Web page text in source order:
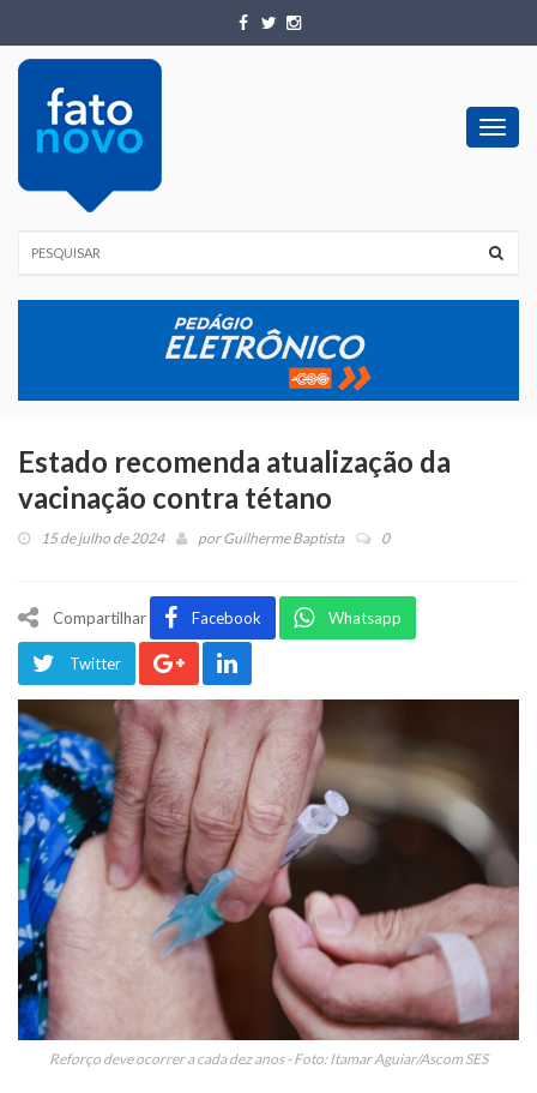
Estado recomenda atualização da
vacinação contra tétano
15 de julho de 2024 porGuilherme Baptista 0
Compartilhar Facebook Whatsapp
Twitter
Reforço deve ocorrer a cada dez anos - Foto: Itamar Aguiar/Ascom SES